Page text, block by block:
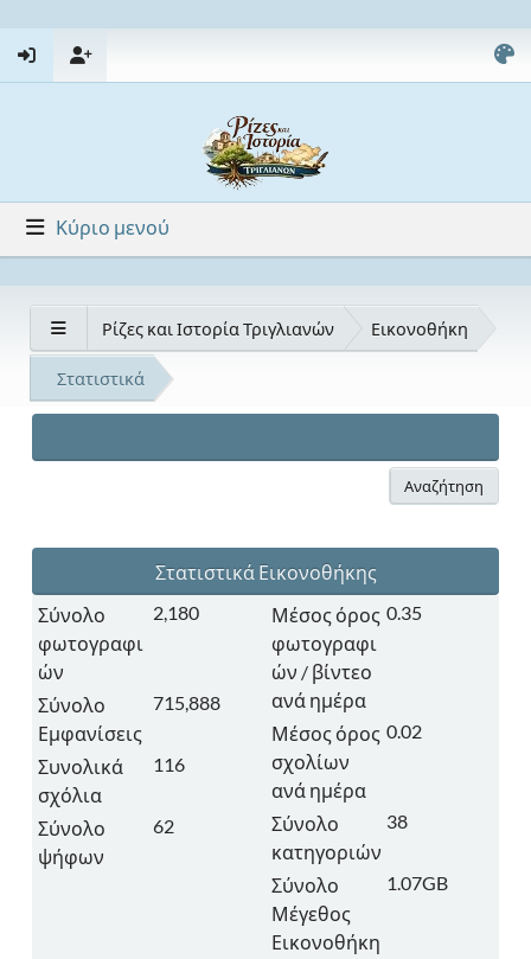
Κύριο μενού
Ρίζες και Ιστορία Τριγλιανών Εικονοθήκη
Στατιστικά
Αναζήτηση
Στατιστικά Εικονοθήκης
Σύνολο
φωτογραφι
ών
2,180
Σύνολο
Εμφανίσεις
715,888
Συνολικά
σχόλια
116
Σύνολο
ψήφων
62
Μέσος όρος
φωτογραφι
ών / βίντεο
ανά ημέρα
0.35
Μέσος όρος
σχολίων
ανά ημέρα
0.02
Σύνολο
κατηγοριών
38
Σύνολο
Μέγεθος
Εικονοθήκη
1.07GB